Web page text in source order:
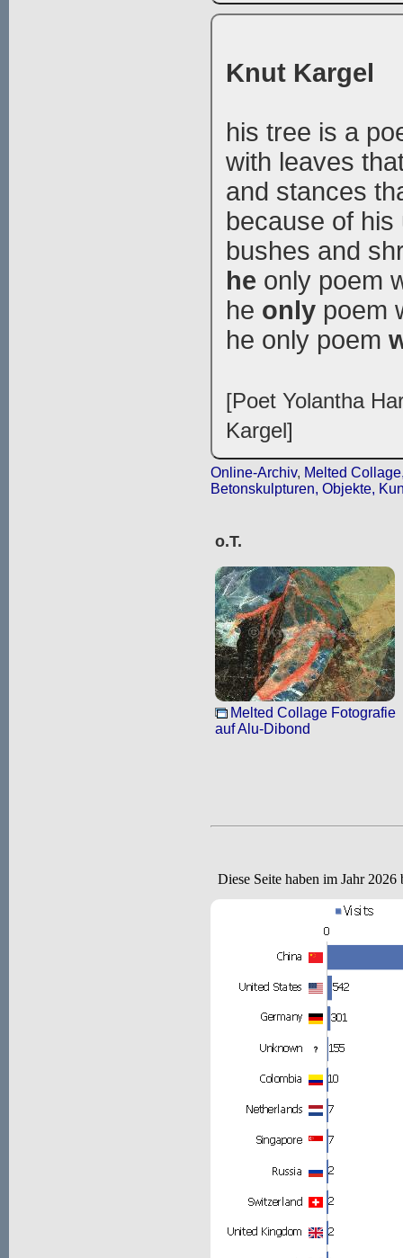
Knut Kargel
his tree is a
with leaves
and stances
because of
bushes and
he only poem
he onlypoem
he only poem
[Poet Yolantha
Kargel]
Online-Archiv, Melted
Betonskulpturen, Objekte,
o.T.
Melted Collage Fotografie
auf Alu-Dibond